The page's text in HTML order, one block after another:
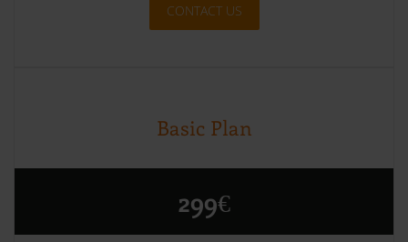
CONTACT US
Basic Plan
299€